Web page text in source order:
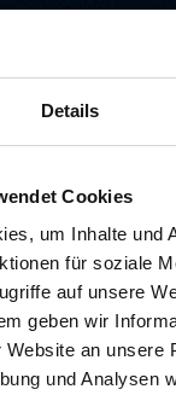
Details
Cookies
um Inhalte und
für soziale
auf unsere
geben wir
Website an unsere
und Analysen
is not
be broken or the page